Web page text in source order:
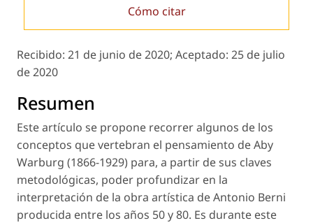
Cómo citar
Recibido: 21 de junio de 2020; Aceptado: 25 de julio
de 2020
Resumen
Este artículo se propone recorrer algunos de los
conceptos que vertebran el pensamiento de Aby
Warburg (1866-1929) para, a partir de sus claves
metodológicas, poder profundizar en la
interpretación de la obra artística de Antonio Berni
producida entre los años 50 y 80. Es durante este